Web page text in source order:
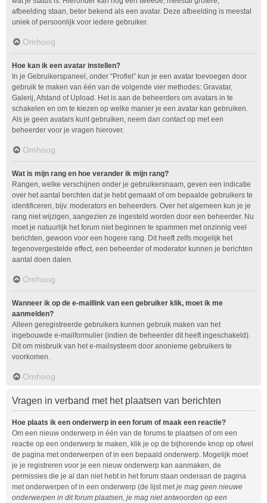
afbeelding staan, beter bekend als een avatar. Deze afbeelding is meestal
uniek of persoonlijk voor iedere gebruiker.
Omhoog
Hoe kan ik een avatar instellen?
In je Gebruikerspaneel, onder “Profiel” kun je een avatar toevoegen door
gebruik te maken van één van de volgende vier methodes: Gravatar,
Galerij, Afstand of Upload. Het is aan de beheerders om avatars in te
schakelen en om te kiezen op welke manier je een avatar kan gebruiken.
Als je geen avatars kunt gebruiken, neem dan contact op met een
beheerder voor je vragen hierover.
Omhoog
Wat is mijn rang en hoe verander ik mijn rang?
Rangen, welke verschijnen onder je gebruikersnaam, geven een indicatie
over het aantal berchten dat je hebt gemaakt of om bepaalde gebruikers te
identificeren, bijv. moderators en beheerders. Over het algemeen kun je je
rang niet wijzigen, aangezien ze ingesteld worden door een beheerder. Nu
moet je natuurlijk het forum niet beginnen te spammen met onzinnig veel
berichten, gewoon voor een hogere rang. Dit heeft zelfs mogelijk het
tegenovergestelde effect, een beheerder of moderator kunnen je berichten
aantal doen dalen.
Omhoog
Wanneer ik op de e-maillink van een gebruiker klik, moet ik me
aanmelden?
Alleen geregistreerde gebruikers kunnen gebruik maken van het
ingebouwde e-mailformulier (indien de beheerder dit heeft ingeschakeld).
Dit om misbruik van het e-mailsysteem door anonieme gebruikers te
voorkomen.
Omhoog
Vragen in verband met het plaatsen van berichten
Hoe plaats ik een onderwerp in een forum of maak een reactie?
Om een nieuw onderwerp in één van de forums te plaatsen of om een
reactie op een onderwerp te maken, klik je op de bijhorende knop op ofwel
de pagina met onderwerpen of in een bepaald onderwerp. Mogelijk moet
je je registreren voor je een nieuw onderwerp kan aanmaken, de
permissies die je al dan niet hebt in het forum staan onderaan de pagina
met onderwerpen of in een onderwerp (de lijst metje mag geen nieuwe
onderwerpen in dit forum plaatsen, je mag niet antwoorden op een